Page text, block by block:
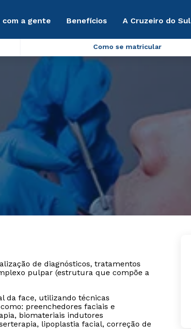
com a gente Benefícios A Cruzeiro do Sul
Como se matricular
de diagnósticos, tratamentos
pulpar (estrutura que compõe a
da face, utilizando técnicas
preenchedores faciais e
biomateriais indutores
lipoplastia facial, correção de